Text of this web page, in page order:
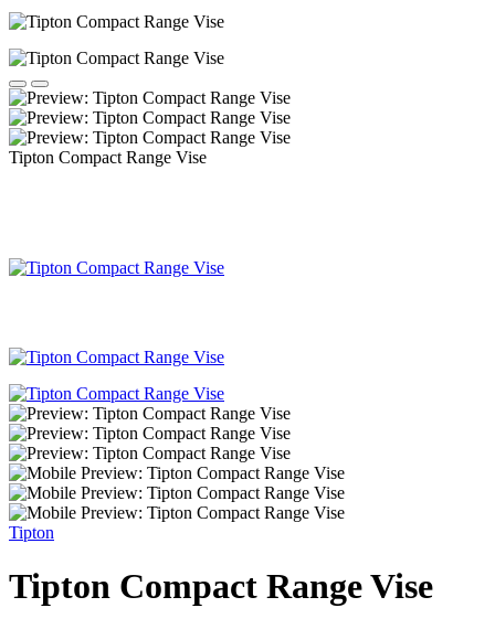
Tipton Compact Range Vise
Tipton
Tipton Compact Range Vise